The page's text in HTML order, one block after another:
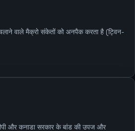
वाले मैक्रो संकेतों को अनपैक करता है (ट्विन-
और कनाडा सरकार के बांड की उपज और